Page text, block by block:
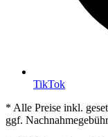
TikTok
* Alle Preise inkl.
ggf.